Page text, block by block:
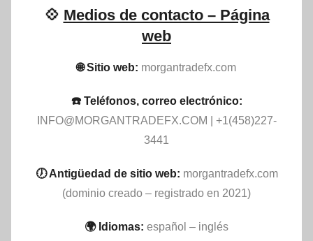
💠 Medios de contacto – Página
web
🌐 Sitio web: morgantradefx.com
☎️ Teléfonos, correo electrónico:
INFO@MORGANTRADEFX.COM | +1(458)227-
3441
🕖 Antigüedad de sitio web: morgantradefx.com
(dominio creado – registrado en 2021)
🌍 Idiomas: español – inglés